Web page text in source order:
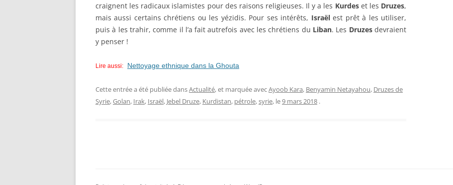
craignent les radicaux islamistes pour des raisons religieuses. Il y a les Kurdeset les Druzes,
mais aussi certains chrétiens ou les yézidis. Pour ses intérêts, Israëlest prêt à les utiliser,
puis à les trahir, comme il l’a fait autrefois avec les chrétiens du Liban. Les Druzesdevraient
y penser !
Lire aussi: Nettoyage ethnique dans la Ghouta
Cette entrée a été publiée dansActualité, et marquée avecAyoob Kara, Benyamin Netayahou, Druzes de
Syrie,Golan, Irak, Israël, Jebel Druze, Kurdistan, pétrole,syrie, le9 mars 2018 .